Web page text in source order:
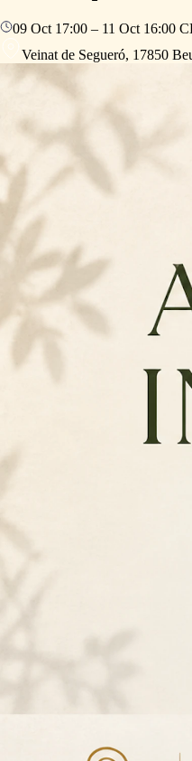
09 Oct 17:00 – 11 Oct 16:00
Veinat de Segueró, 17850